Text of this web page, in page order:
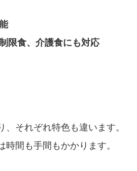
限食、介護食にも対応
それぞれ特色も違います。
間も手間もかかります。